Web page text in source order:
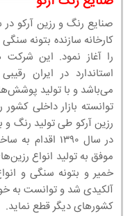
کارخانه سازنده بتونه
را آغاز نمود. این شرکت
استاندارد در ایران
می‌باشد و با تولید
توانسته بازار داخلی
رزین آرکو طی تولید رنگ
در سال ۱۳۹۰
موفق به تولید انواع
خمیر و بتونه سنگی و
آلکیدی شد و توانست به
کشورهای دیگر قطع نماید.